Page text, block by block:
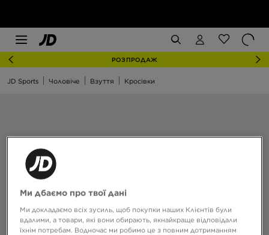
РОЗПРОДАЖ
JD Sports Чоловіче Взуття Кросівки
Ми дбаємо про твої дані
Ми докладаємо всіх зусиль, щоб покупки наших Клієнтів були
вдалими, а товари, які вони обирають, якнайкраще відповідали
їхнім потребам. Водночас ми робимо це з повним дотриманням